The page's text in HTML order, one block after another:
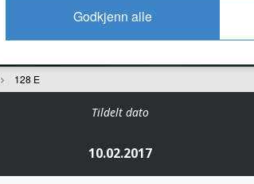
128 E
Tildelt dato
10.02.2017
Godkjenn alle